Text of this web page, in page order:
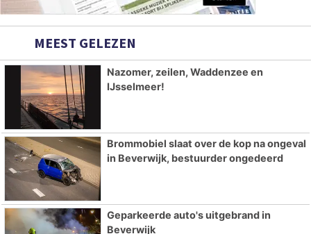
MEEST GELEZEN
Nazomer, zeilen, Waddenzee en
IJsselmeer!
Brommobiel slaat over de kop na ongeval
in Beverwijk, bestuurder ongedeerd
Geparkeerde auto's uitgebrand in
Beverwijk